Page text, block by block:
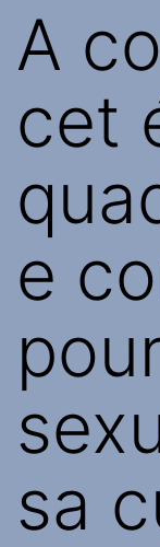
A
cet
e
sa